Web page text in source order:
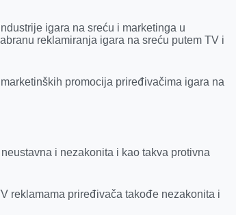
igara na sreću i marketinga u
reklamiranja igara na sreću putem TV i
promocija priređivačima igara na
i nezakonita i kao takva protivna
reklamama priređivača takođe nezakonita i